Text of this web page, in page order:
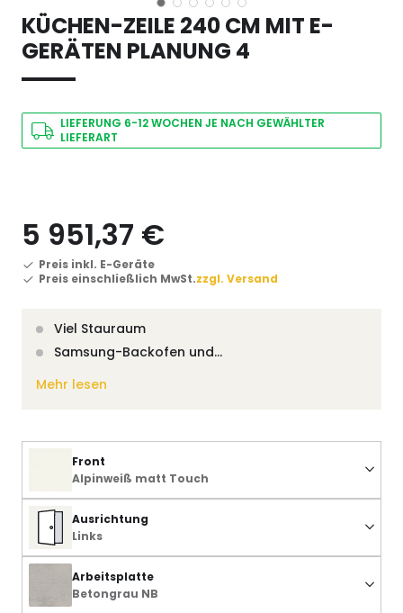
KÜCHEN-ZEILE 240 CM MIT E-
GERÄTEN PLANUNG 4
LIEFERUNG 6-12 WOCHEN JE NACH GEWÄHLTER
LIEFERART
5 951,37 €
Preis inkl. E-Geräte
Preis einschließlich MwSt.zzgl. Versand
Viel Stauraum
Samsung-Backofen und…
Mehr lesen
Front
Alpinweiß matt Touch
Ausrichtung
Links
Arbeitsplatte
Betongrau NB